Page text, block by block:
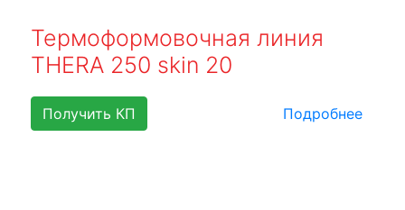
Термоформовочная линия
THERA 250 skin 20
Получить КП Подробнее